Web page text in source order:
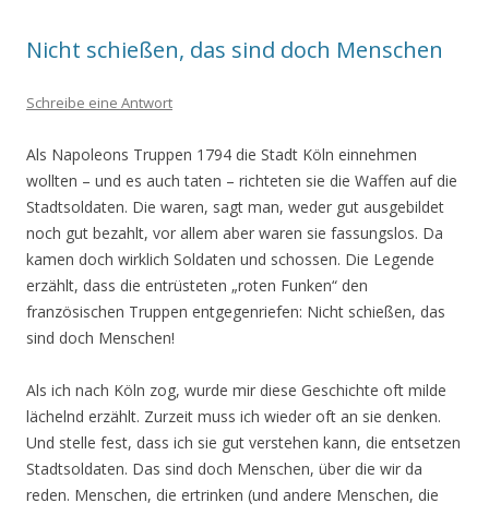
Nicht schießen, das sind doch Menschen
Schreibe eine Antwort
Als Napoleons Truppen 1794 die Stadt Köln einnehmen
wollten – und es auch taten – richteten sie die Waffen auf die
Stadtsoldaten. Die waren, sagt man, weder gut ausgebildet
noch gut bezahlt, vor allem aber waren sie fassungslos. Da
kamen doch wirklich Soldaten und schossen. Die Legende
erzählt, dass die entrüsteten „roten Funken“ den
französischen Truppen entgegenriefen: Nicht schießen, das
sind doch Menschen!
Als ich nach Köln zog, wurde mir diese Geschichte oft milde
lächelnd erzählt. Zurzeit muss ich wieder oft an sie denken.
Und stelle fest, dass ich sie gut verstehen kann, die entsetzen
Stadtsoldaten. Das sind doch Menschen, über die wir da
reden. Menschen, die ertrinken (und andere Menschen, die